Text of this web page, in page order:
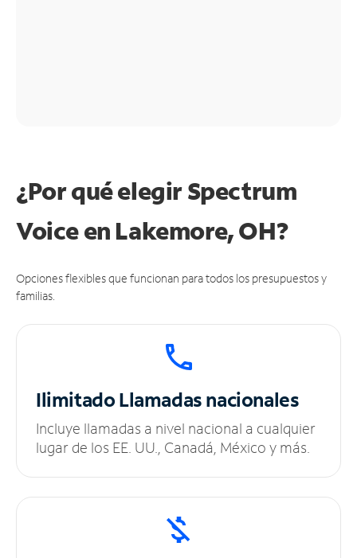
¿Por qué elegir Spectrum
Voice en Lakemore, OH?
Opciones flexibles que funcionan para todos los presupuestos y
familias.
IlimitadoLlamadas nacionales
Incluye llamadas a nivel nacional a cualquier
lugar de los EE. UU., Canadá, México y más.